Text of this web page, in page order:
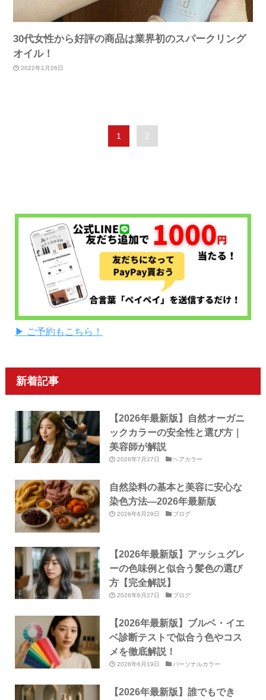
30代女性から好評の商品は業界初のスパークリング
オイル！
2022年1月26日
1 2
▶ ご予約もこちら！
新着記事
【2026年最新版】自然オーガニ
ックカラーの安全性と選び方｜
美容師が解説
2026年7月27日 ヘアカラー
自然染料の基本と美容に安心な
染色方法—2026年最新版
2026年6月29日 ブログ
【2026年最新版】アッシュグレ
ーの色味例と似合う髪色の選び
方【完全解説】
2026年6月27日 ブログ
【2026年最新版】ブルベ・イエ
ベ診断テストで似合う色やコス
メを徹底解説！
2026年6月19日 パーソナルカラー
【2026年最新版】誰でもでき